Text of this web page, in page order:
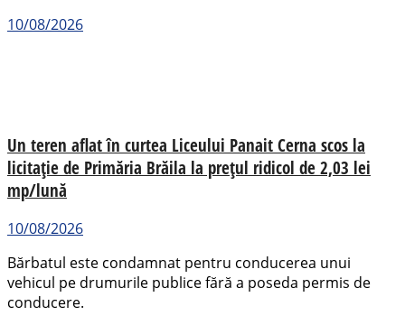
10/08/2026
Un teren aflat în curtea Liceului Panait Cerna scos la
licitație de Primăria Brăila la prețul ridicol de 2,03 lei
mp/lună
10/08/2026
Bărbatul este condamnat pentru conducerea unui
vehicul pe drumurile publice fără a poseda permis de
conducere.